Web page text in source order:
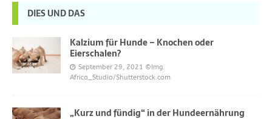
DIES UND DAS
Kalzium für Hunde – Knochen oder
Eierschalen?
September 29, 2021 ©Img.
Africa_Studio/Shutterstock.com
„Kurz und fündig“ in der Hundeernährung